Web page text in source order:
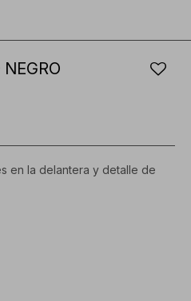
en la delantera y detalle de